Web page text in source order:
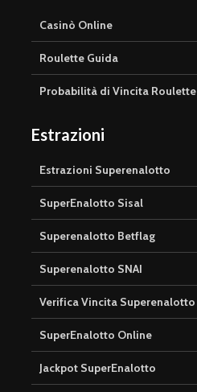
Casinò Online
Roulette Guida
Probabilità di Vincita Roulette
Estrazioni
Estrazioni Superenalotto
SuperEnalotto Sisal
Superenalotto Betflag
Superenalotto SNAI
Verifica Vincita Superenalotto
SuperEnalotto Online
Jackpot SuperEnalotto